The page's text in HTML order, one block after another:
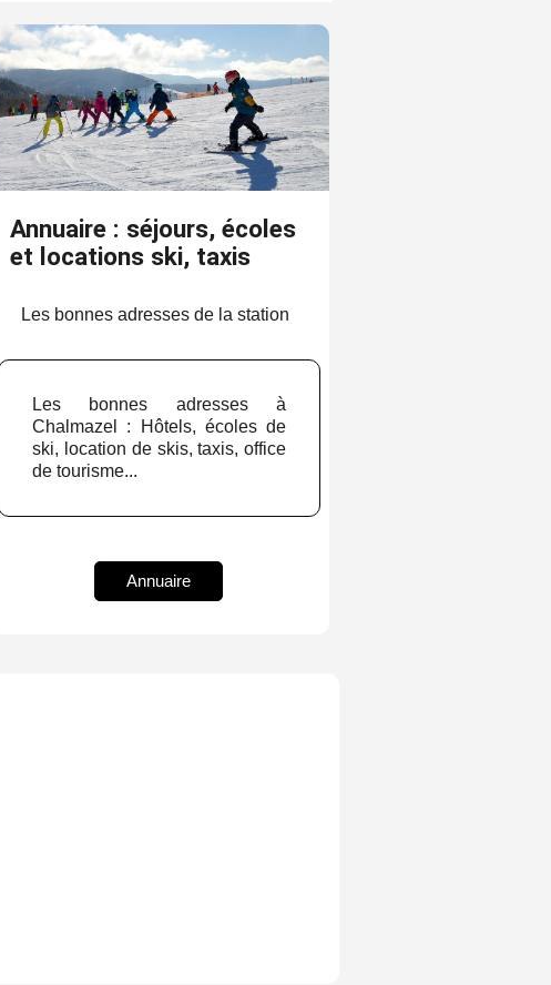
Annuaire : séjours, écoles
et locations ski, taxis
Les bonnes adresses de la station
Les bonnes adresses à
Chalmazel : Hôtels, écoles de
ski, location de skis, taxis, office
de tourisme...
Annuaire